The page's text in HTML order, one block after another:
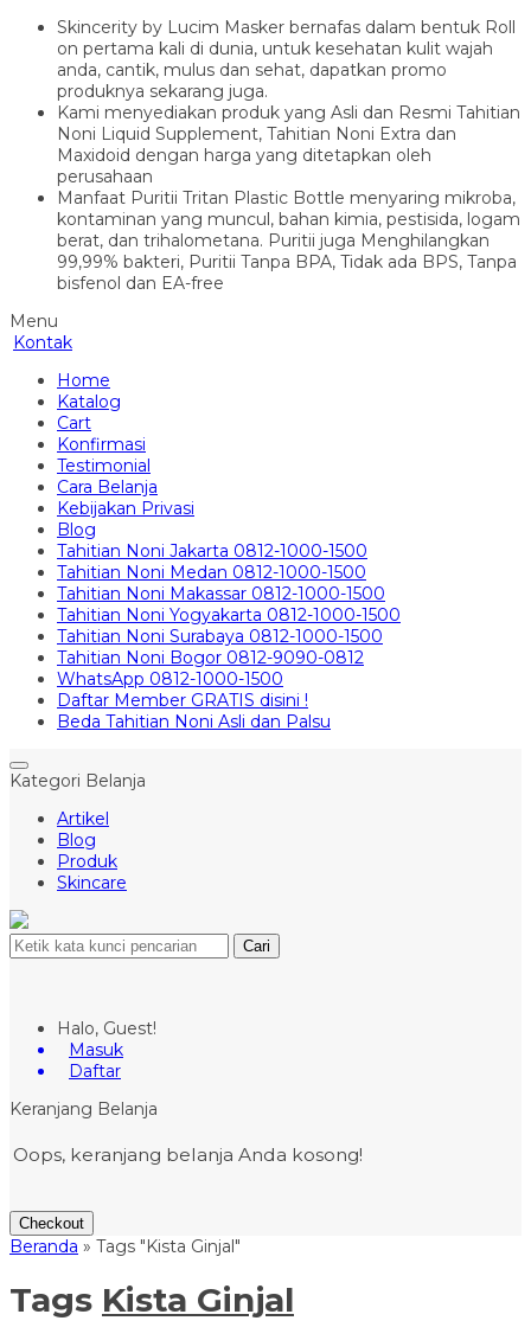
Skincerity by Lucim Masker bernafas dalam bentuk Roll
on pertama kali di dunia, untuk kesehatan kulit wajah
anda, cantik, mulus dan sehat, dapatkan promo
produknya sekarang juga.
Kami menyediakan produk yang Asli dan Resmi Tahitian
Noni Liquid Supplement, Tahitian Noni Extra dan
Maxidoid dengan harga yang ditetapkan oleh
perusahaan
Manfaat Puritii Tritan Plastic Bottle menyaring mikroba,
kontaminan yang muncul, bahan kimia, pestisida, logam
berat, dan trihalometana. Puritii juga Menghilangkan
99,99% bakteri, Puritii Tanpa BPA, Tidak ada BPS, Tanpa
bisfenol dan EA-free
Menu
Kontak
Home
Katalog
Cart
Konfirmasi
Testimonial
Cara Belanja
Kebijakan Privasi
Blog
Tahitian Noni Jakarta 0812-1000-1500
Tahitian Noni Medan 0812-1000-1500
Tahitian Noni Makassar 0812-1000-1500
Tahitian Noni Yogyakarta 0812-1000-1500
Tahitian Noni Surabaya 0812-1000-1500
Tahitian Noni Bogor 0812-9090-0812
WhatsApp 0812-1000-1500
Daftar Member GRATIS disini !
Beda Tahitian Noni Asli dan Palsu
Kategori Belanja
Artikel
Blog
Produk
Skincare
Cari
Halo, Guest!
Masuk
Daftar
Keranjang Belanja
Oops, keranjang belanja Anda kosong!
Checkout
Beranda » Tags "Kista Ginjal"
Tags Kista Ginjal